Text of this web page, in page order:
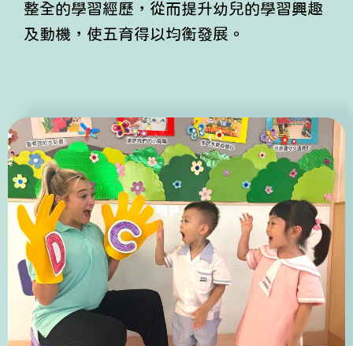
整全的學習經歷，從而提升幼兒的學習興趣
及動機，使五育得以均衡發展。